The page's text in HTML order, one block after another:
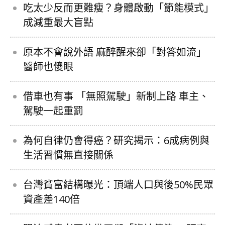
吃太少反而更難瘦？身體啟動「節能模式」
成減重最大盲點
原本不會說外語 麻醉醒來卻「對答如流」
醫師也傻眼
借車也有事 「無照駕駛」新制上路 車主、
駕駛一起重罰
為何自律仍會得癌？研究揭示：6成病例與
生活習慣無直接關係
台灣貧富結構曝光：頂端人口與後50%民眾
資產差140倍